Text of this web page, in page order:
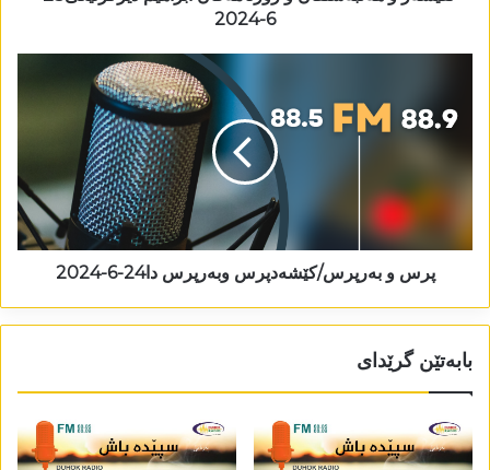
6-2024
پرس و بەرپرس/کێشەدپرس وبەرپرس دا24-6-2024
بابەتێن گرێدای